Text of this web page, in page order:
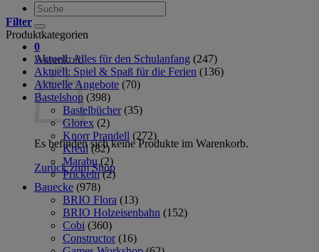
Suche
nach:
0
Warenkorb
Es befinden sich keine Produkte im Warenkorb.
Zurück zum Shop
Filter
Produktkategorien
Aktuell: Alles für den Schulanfang (247)
Aktuell: Spiel & Spaß für die Ferien (136)
Aktuelle Angebote (70)
Bastelshop (398)
Bastelbücher (35)
Glorex (2)
Knorr Prandell (272)
Kreul (82)
Marabu (2)
Prickeln (2)
Bauecke (978)
BRIO Flora (13)
BRIO Holzeisenbahn (152)
Cobi (360)
Constructor (16)